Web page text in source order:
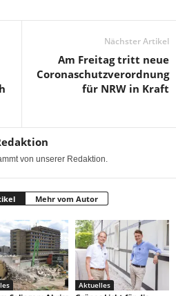
Nächster Artikel
Am Freitag tritt neue
Coronaschutzverordnung
für NRW in Kraft
von unserer Redaktion.
Mehr vom Autor
Aktuelles